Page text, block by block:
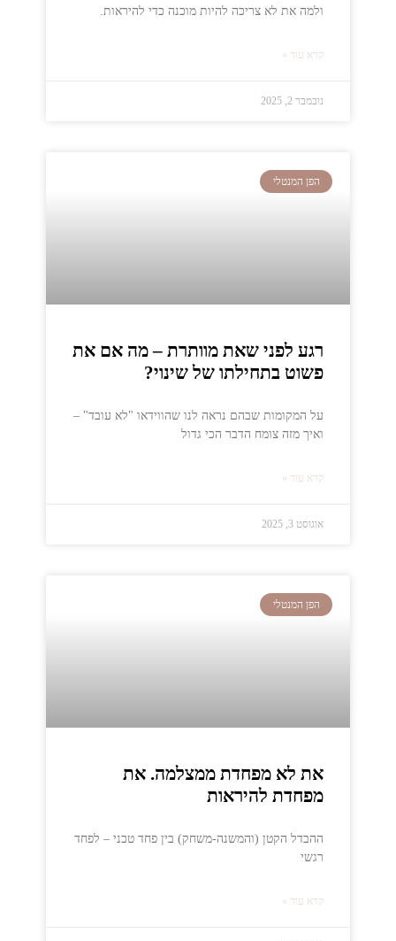
ולמה את לא צריכה להיות מוכנה כדי להיראות.
קרא עוד »
נובמבר 2, 2025
הפן המנטלי
רגע לפני שאת מוותרת – מה אם את
פשוט בתחילתו של שינוי?
על המקומות שבהם נראה לנו שהווידאו "לא עובד" –
ואיך מזה צומח הדבר הכי גדול
קרא עוד »
אוגוסט 3, 2025
הפן המנטלי
את לא מפחדת ממצלמה. את
מפחדת להיראות
ההבדל הקטן (והמשנה-משחק) בין פחד טכני – לפחד
רגשי
קרא עוד »